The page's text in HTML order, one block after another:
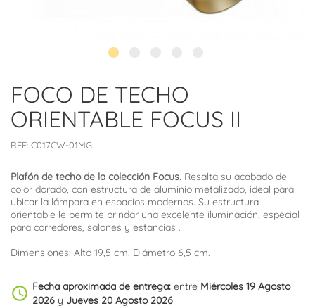
FOCO DE TECHO
ORIENTABLE FOCUS II
REF: C017CW-01MG
Plafón de techo de la colección Focus. Resalta su acabado de
color dorado, con estructura de aluminio metalizado, ideal para
ubicar la lámpara en espacios modernos. Su estructura
orientable le permite brindar una excelente iluminación, especial
para corredores, salones y estancias .
Dimensiones: Alto 19,5 cm. Diámetro 6,5 cm.
schedule Fecha aproximada de entrega: entre Miércoles 19 Agosto
2026 y Jueves 20 Agosto 2026